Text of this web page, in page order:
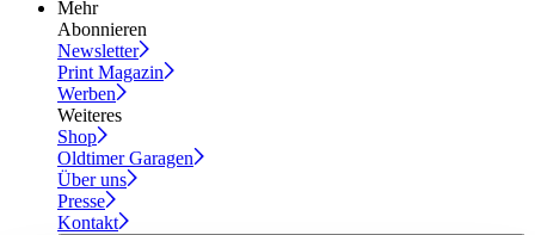
Mehr
Abonnieren
Newsletter
Print Magazin
Werben
Weiteres
Shop
Oldtimer Garagen
Über uns
Presse
Kontakt